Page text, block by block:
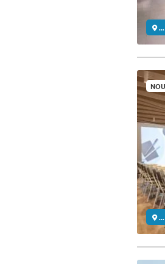
...
...